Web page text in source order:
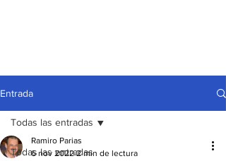
Entrada
Todas las entradas
Todas las entradas
Ramiro Parias
6 nov 2022 2 min de lectura